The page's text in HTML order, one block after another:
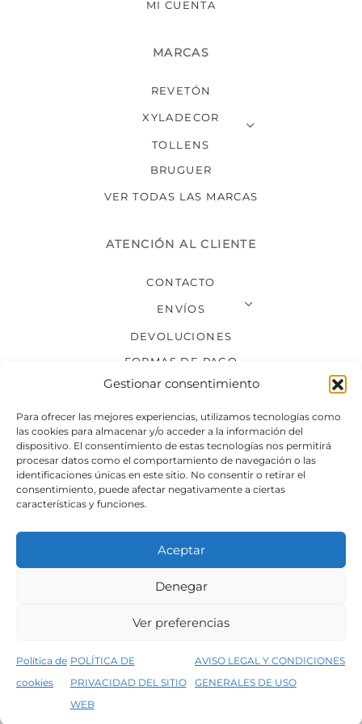
Gestionar consentimiento
Para ofrecer las mejores experiencias, utilizamos tecnologías como
las cookies para almacenar y/o acceder a la información del
dispositivo. El consentimiento de estas tecnologías nos permitirá
procesar datos como el comportamiento de navegación o las
identificaciones únicas en este sitio. No consentir o retirar el
consentimiento, puede afectar negativamente a ciertas
características y funciones.
Aceptar
Denegar
Ver preferencias
Política de
cookies
POLÍTICA DE
PRIVACIDAD DEL SITIO
WEB
AVISO LEGAL Y CONDICIONES
GENERALES DE USO
5% de descuento en tu primera compra, utiliza el código PRIMERACOMPRA
MI CUENTA
MARCAS
REVETÓN
XYLADECOR
TOLLENS
BRUGUER
VER TODAS LAS MARCAS
ATENCIÓN AL CLIENTE
CONTACTO
ENVÍOS
DEVOLUCIONES
FORMAS DE PAGO
SÍGUENOS
Condiciones generales de venta
Política de privacidad del sitio web
©2026 Decopintur- todos los derechos